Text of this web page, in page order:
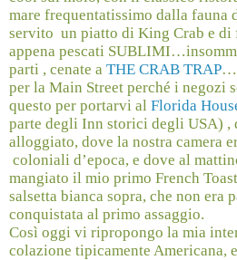
mare frequentatissimo dalla fauna
servito un piatto di King Crab e di
appena pescati
parti , cenate a THE CRAB TRAP
per la Main Street perché i negozi
questo per portarvi al Florida
parte degli Inn storici degli USA) ,
alloggiato, dove la nostra camera
coloniali d’epoca, e dove al
mangiato il mio primo French
salsetta bianca sopra, che non era
conquistata al primo assaggio.
Così oggi vi ripropongo la mia
colazione tipicamente Americana,